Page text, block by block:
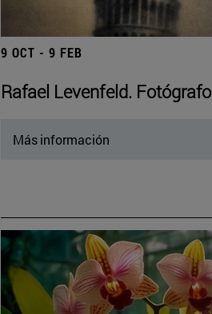
9 OCT - 9 FEB
Rafael Levenfeld. Fotógrafo
Más información